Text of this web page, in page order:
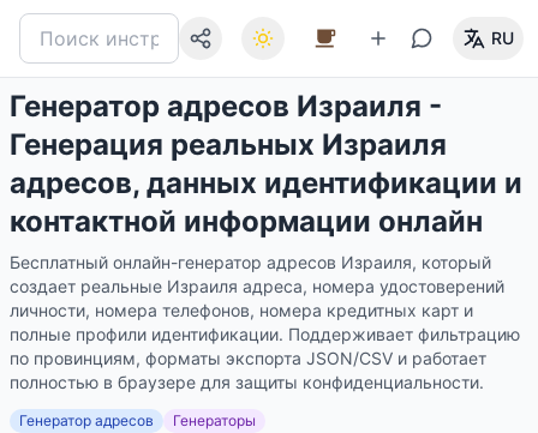
RU
Генератор адресов Израиля -
Генерация реальных Израиля
адресов, данных идентификации и
контактной информации онлайн
Бесплатный онлайн-генератор адресов Израиля, который
создает реальные Израиля адреса, номера удостоверений
личности, номера телефонов, номера кредитных карт и
полные профили идентификации. Поддерживает фильтрацию
по провинциям, форматы экспорта JSON/CSV и работает
полностью в браузере для защиты конфиденциальности.
Генератор адресов Генераторы